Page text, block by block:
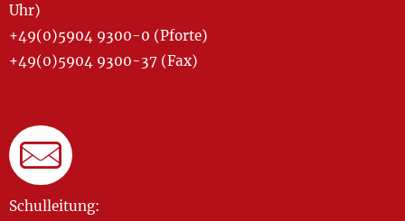
Uhr)
+49(0)5904 9300-0 (Pforte)
+49(0)5904 9300-37 (Fax)
Schulleitung: